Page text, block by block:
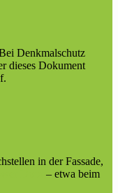
Denkmalschutz
dieses Dokument
in der Fassade,
– etwa beim